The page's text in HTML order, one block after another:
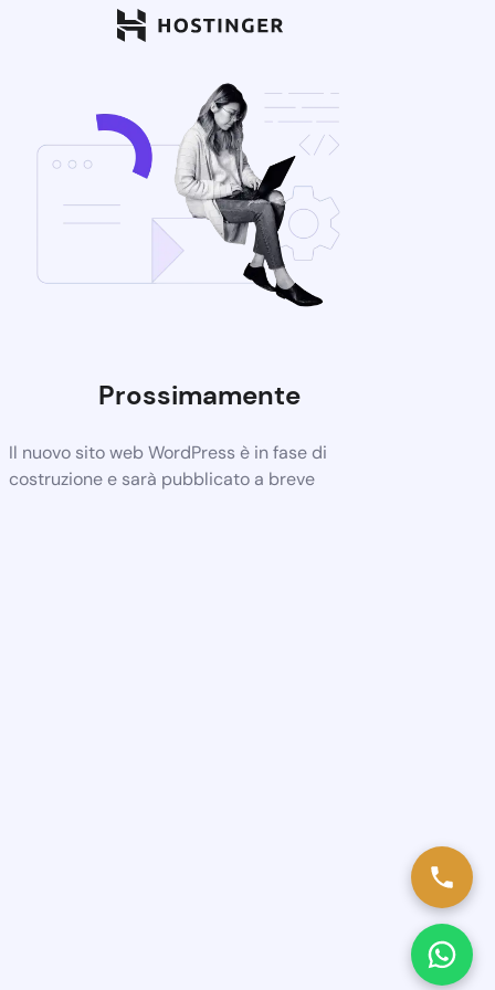
Prossimamente
Il nuovo sito web WordPress è in fase di
costruzione e sarà pubblicato a breve